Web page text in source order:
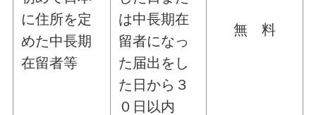
に住所を定
めた中長期
在留者等
は中長期在
留者になっ
た届出をし
た日から３
０日以内
無 料